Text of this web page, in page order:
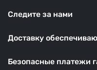
Следите за нами
Доставку
Безопасные платежи